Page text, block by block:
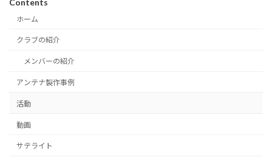
Contents
ホーム
クラブの紹介
メンバーの紹介
アンテナ製作事例
活動
動画
サテライト